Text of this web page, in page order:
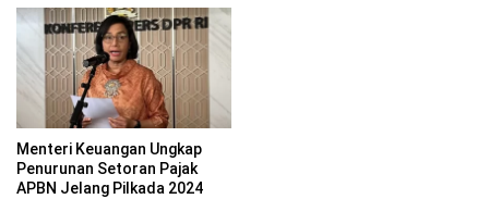
Menteri Keuangan Ungkap
Penurunan Setoran Pajak
APBN Jelang Pilkada 2024